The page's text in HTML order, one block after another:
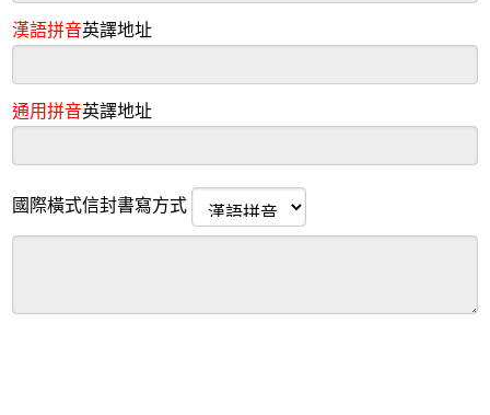
漢語拼音英譯地址
通用拼音英譯地址
國際橫式信封書寫方式